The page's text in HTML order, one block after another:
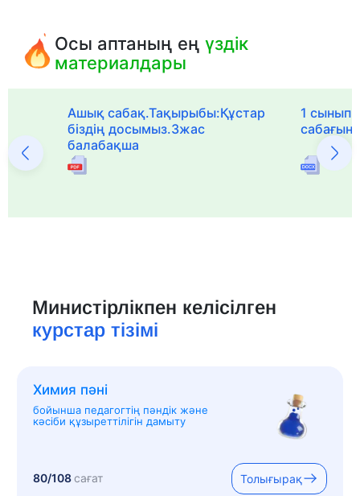
Осы аптаның еңүздік
материалдары
Ашық сабақ.Тақырыбы:Құстар
біздің досымыз.3жас
балабақша
1
Министірлікпен келісілген
курстар тізімі
Химия пәні
бойынша педагогтің пәндік және
кәсіби құзыреттілігін дамыту
80/108сағат Толығырақ